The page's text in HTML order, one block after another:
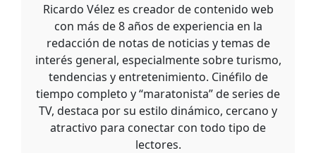
Ricardo Vélez es creador de contenido web
con más de 8 años de experiencia en la
redacción de notas de noticias y temas de
interés general, especialmente sobre turismo,
tendencias y entretenimiento. Cinéfilo de
tiempo completo y “maratonista” de series de
TV, destaca por su estilo dinámico, cercano y
atractivo para conectar con todo tipo de
lectores.